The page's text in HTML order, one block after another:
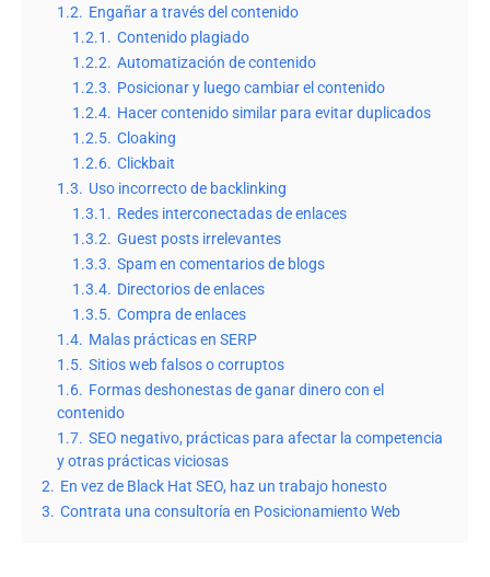
1.2. Engañar a través del contenido
1.2.1. Contenido plagiado
1.2.2. Automatización de contenido
1.2.3. Posicionar y luego cambiar el contenido
1.2.4. Hacer contenido similar para evitar duplicados
1.2.5. Cloaking
1.2.6. Clickbait
1.3. Uso incorrecto de backlinking
1.3.1. Redes interconectadas de enlaces
1.3.2. Guest posts irrelevantes
1.3.3. Spam en comentarios de blogs
1.3.4. Directorios de enlaces
1.3.5. Compra de enlaces
1.4. Malas prácticas en SERP
1.5. Sitios web falsos o corruptos
1.6. Formas deshonestas de ganar dinero con el
contenido
1.7. SEO negativo, prácticas para afectar la competencia
y otras prácticas viciosas
2. En vez de Black Hat SEO, haz un trabajo honesto
3. Contrata una consultoría en Posicionamiento Web